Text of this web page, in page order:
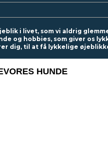
i livet, som vi aldrig
og hobbies, som giver os
dig, til at få lykkelige
VORES HUNDE